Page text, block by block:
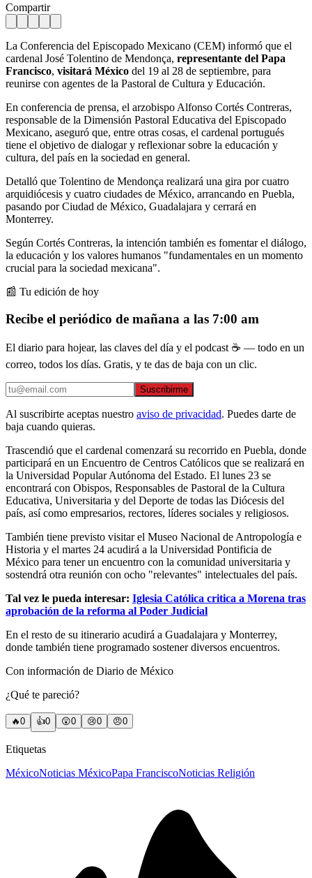
Compartir
La Conferencia del Episcopado Mexicano (CEM) informó que el
cardenal José Tolentino de Mendonça, representante del Papa
Francisco, visitará México del 19 al 28 de septiembre, para
reunirse con agentes de la Pastoral de Cultura y Educación.
En conferencia de prensa, el arzobispo Alfonso Cortés Contreras,
responsable de la Dimensión Pastoral Educativa del Episcopado
Mexicano, aseguró que, entre otras cosas, el cardenal portugués
tiene el objetivo de dialogar y reflexionar sobre la educación y
cultura, del país en la sociedad en general.
Detalló que Tolentino de Mendonça realizará una gira por cuatro
arquidiócesis y cuatro ciudades de México, arrancando en Puebla,
pasando por Ciudad de México, Guadalajara y cerrará en
Monterrey.
Según Cortés Contreras, la intención también es fomentar el diálogo,
la educación y los valores humanos "fundamentales en un momento
crucial para la sociedad mexicana".
📰 Tu edición de hoy
Recibe el periódico de mañana a las 7:00 am
El diario para hojear, las claves del día y el podcast ☕ — todo en un
correo, todos los días. Gratis, y te das de baja con un clic.
Suscribirme
Al suscribirte aceptas nuestro aviso de privacidad. Puedes darte de
baja cuando quieras.
Trascendió que el cardenal comenzará su recorrido en Puebla, donde
participará en un Encuentro de Centros Católicos que se realizará en
la Universidad Popular Autónoma del Estado. El lunes 23 se
encontrará con Obispos, Responsables de Pastoral de la Cultura
Educativa, Universitaria y del Deporte de todas las Diócesis del
país, así como empresarios, rectores, líderes sociales y religiosos.
También tiene previsto visitar el Museo Nacional de Antropología e
Historia y el martes 24 acudirá a la Universidad Pontificia de
México para tener un encuentro con la comunidad universitaria y
sostendrá otra reunión con ocho "relevantes" intelectuales del país.
Tal vez le pueda interesar: Iglesia Católica critica a Morena tras
aprobación de la reforma al Poder Judicial
En el resto de su itinerario acudirá a Guadalajara y Monterrey,
donde también tiene programado sostener diversos encuentros.
Con información de Diario de México
¿Qué te pareció?
🔥0 👍0 😲0 😢0 😠0
Etiquetas
MéxicoNoticias MéxicoPapa FranciscoNoticias Religión